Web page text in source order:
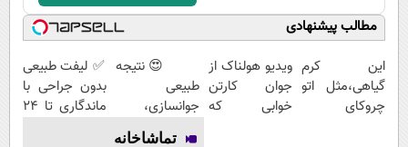
مطالب پیشنهادی
این کرم
گیاهی،مثل اتو
چروکای
ویدیو هولناک از
جوان کارتن
خوابی که
😍 نتیجه‌
طبیعی
جوانسازی،
بدون درد و
✅ لیفت طبیعی
بدون جراحی با
ماندگاری تا ۲۴
تماشاخانه